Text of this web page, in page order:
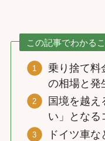
この記事でわかる
乗り捨て料
の相場と発
国境を越
い」となる
ドイツ車